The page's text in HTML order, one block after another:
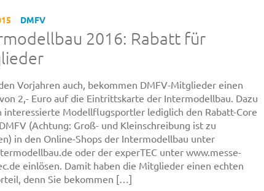
DMFV
2016: Rabatt für
Vorjahren auch, bekommen DMFV-Mitglieder einen
2,- Euro auf die Eintrittskarte der Intermodellbau. Dazu
interessierte Modellflugsportler lediglich den Rabatt-Core
(Achtung: Groß- und Kleinschreibung ist zu
in den Online-Shops der Intermodellbau unter
oder der experTEC unter www.messe-
einlösen. Damit haben die Mitglieder einen echten
denn Sie bekommen […]